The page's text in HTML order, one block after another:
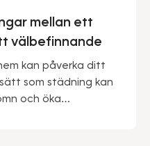
mellan ett
välbefinnande
kan påverka ditt
som städning kan
och öka